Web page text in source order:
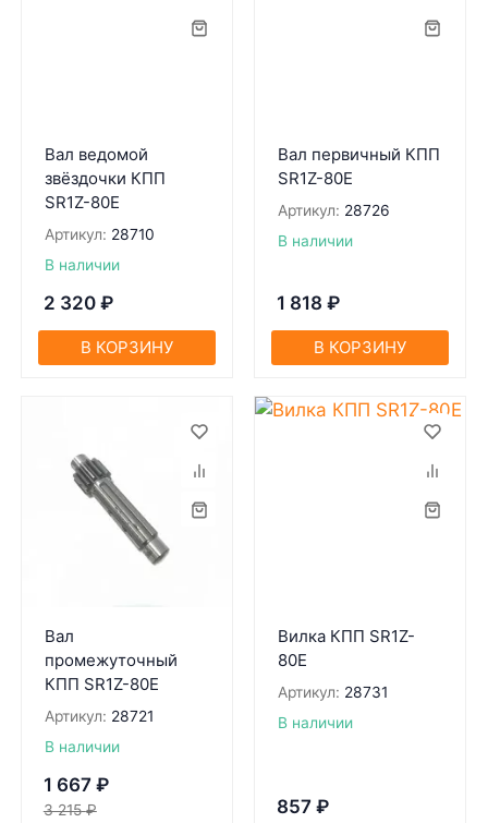
Вал ведомой
звёздочки КПП
SR1Z-80Е
Артикул: 28710
В наличии
2 320 ₽
В КОРЗИНУ
Вал первичный КПП
SR1Z-80Е
Артикул: 28726
В наличии
1 818 ₽
В КОРЗИНУ
Вал
промежуточный
КПП SR1Z-80Е
Артикул: 28721
В наличии
1 667 ₽
3 215 ₽
Вилка КПП SR1Z-
80Е
Артикул: 28731
В наличии
857 ₽